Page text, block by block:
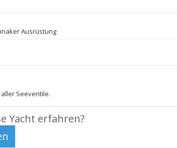
Ausrüstung
Seeventile.
Yacht erfahren?